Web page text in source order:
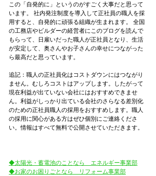
この「自発的に」というのがすごく大事だと思って
います。 社内発注制度を導入して正社員の職人を採
用すると、自発的に頑張る組織が生まれます。 全国
の工務店やビルダーの経営者にこのブログを読んで
もらって、日雇いだった職人が正社員となり、生活
が安定して、奥さんやお子さんの幸せにつながった
ら最高だと思っています。
追記：職人の正社員化はコストダウンにはつながり
ません。むしろコストはアップします。したがって
現在利益が出ていない会社にはおすすめできませ
ん。利益がしっかり出ている会社のさらなる差別化
のための正社員職人の採用をおすすめします。職人
の採用に関心がある方はぜひ個別にご連絡くださ
い。情報はすべて無料で公開させていただきます。
◆太陽光・蓄電池のことなら　エネルギー事業部
◆お家のお困りごとなら　リフォーム事業部